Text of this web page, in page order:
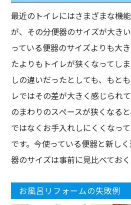
最近のトイレにはさまざまな機
が、その分便器のサイズが大き
っている便器のサイズよりも大
たよりもトイレが狭くなってし
しの違いだったとしても、もと
レではその差が大きく感じられ
のまわりのスぺースが狭くなる
ではなくお手入れしにくくなっ
です。今使っている便器と新し
器のサイズは事前に見比べておく
お風呂リフォームの失敗例